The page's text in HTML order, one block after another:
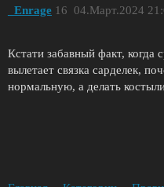
_Enrage 04.Март.2024
16
Кстати забавный факт, когда
вылетает связка сарделек,
нормальную, а делать